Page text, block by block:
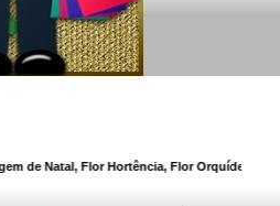
Flor Hortência, Flor Orquídea,